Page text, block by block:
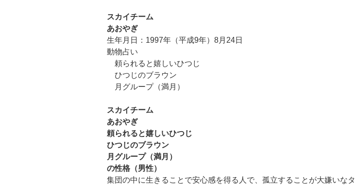
スカイチーム
あおやぎ
生年月日：1997年（平成9年）8月24日
動物占い
頼られると嬉しいひつじ
ひつじのブラウン
月グループ（満月）
スカイチーム
あおやぎ
頼られると嬉しいひつじ
ひつじのブラウン
月グループ（満月）
の性格（男性）
集団の中に生きることで安心感を得る人で、孤立することが大嫌いなタ